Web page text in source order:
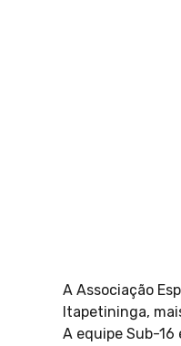
A Associação
Itapetininga,
A equipe Sub-